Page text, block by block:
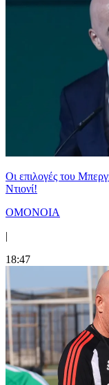
Οι επιλογές του
Ντιονί!
ΟΜΟΝΟΙΑ
|
18:47